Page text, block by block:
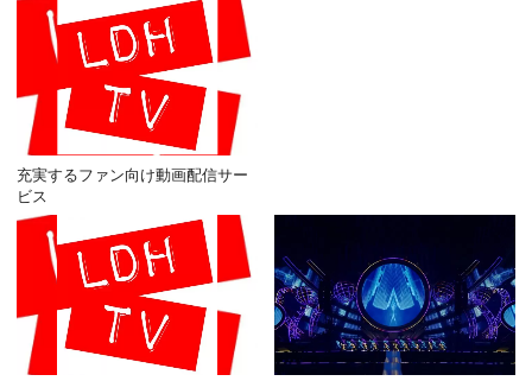
充実するファン向け動画配信サー
ビス